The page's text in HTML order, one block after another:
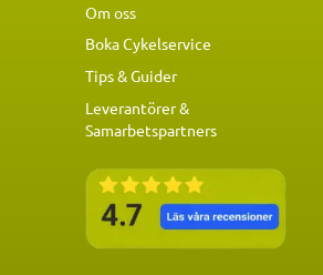
Om oss
Boka Cykelservice
Tips & Guider
Leverantörer &
Samarbetspartners